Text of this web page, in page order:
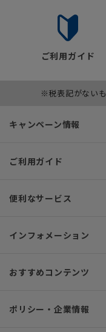
ご利用ガイド
※税表記がない
キャンペーン情報
ご利用ガイド
便利なサービス
インフォメーション
おすすめコンテンツ
ポリシー・企業情報